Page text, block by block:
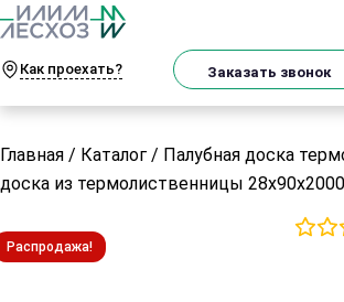
Как проехать? Заказать звонок
Главная / Каталог / Палубная доска
доска из термолиственницы
Распродажа!